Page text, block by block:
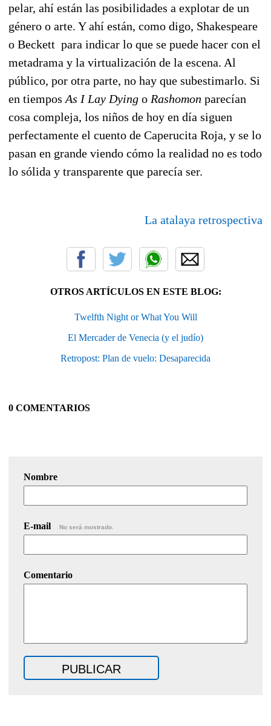
pelar, ahí están las posibilidades a explotar de un
género o arte. Y ahí están, como digo, Shakespeare
o Beckett para indicar lo que se puede hacer con el
metadrama y la virtualización de la escena. Al
público, por otra parte, no hay que subestimarlo. Si
en tiempos As I Lay Dying o Rashomon parecían
cosa compleja, los niños de hoy en día siguen
perfectamente el cuento de Caperucita Roja, y se lo
pasan en grande viendo cómo la realidad no es todo
lo sólida y transparente que parecía ser.
La atalaya retrospectiva
OTROS ARTÍCULOS EN ESTE BLOG:
Twelfth Night or What You Will
El Mercader de Venecia (y el judío)
Retropost: Plan de vuelo: Desaparecida
0 COMENTARIOS
Nombre
E-mail No será mostrado.
Comentario